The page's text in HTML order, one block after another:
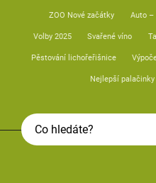
ZOO Nové začátky Auto –
Volby 2025 Svařené víno
Pěstování lichořeřišnice
Nejlepší palačinky